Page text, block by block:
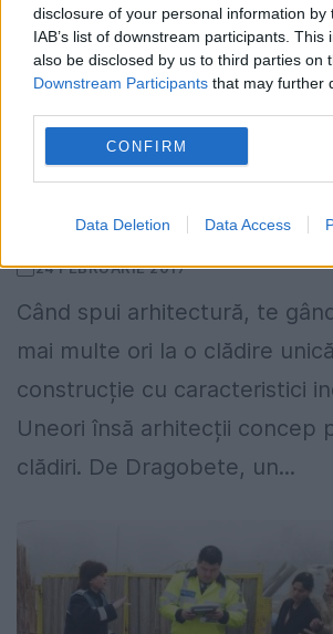
disclosure of your personal information by
IAB’s list of downstream participants. This
also be disclosed by us to third parties on
Downstream Participants that may further
CONFIRM
Data Deletion Data Access
Dragobete arhitectural.
”CASELE ÎNDRĂGOSTITE”
I FOTO
24 FEBRUARIE 2017
Când spui arhitectură, te
mai multe ori la o clădire
construcție cu caracteristici
Uneori însă arhitecții concep
clădiri. De Dragobete, un...